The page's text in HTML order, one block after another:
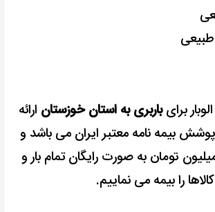
برایباربری به استان خوزستان ارائه
بیمه نامه معتبر ایران می باشد و
تا سقف ۱۰۰ میلیون تومان به صورت رایگان تمام بار و
کالاها را بیمه می نماییم.